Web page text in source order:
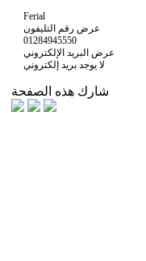
Ferial
عرض رقم التليفون
01284945550
عرض البريد الإلكتروني
لا يوجد بريد إلكتروني
شارك هذه الصفحة